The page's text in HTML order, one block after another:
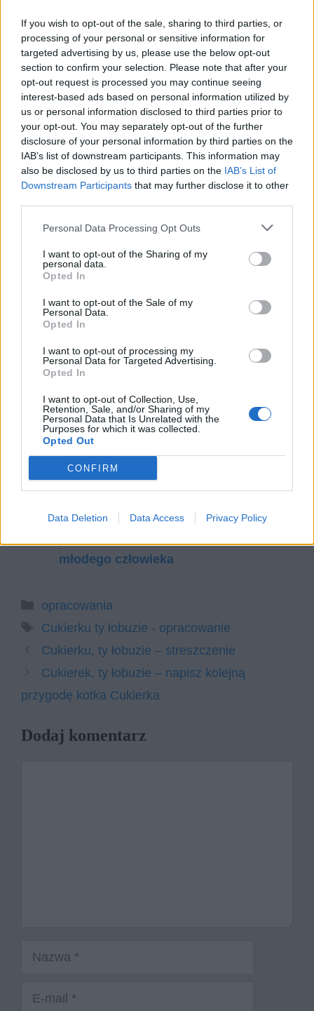
If you wish to opt-out of the sale, sharing to third parties, or
processing of your personal or sensitive information for
targeted advertising by us, please use the below opt-out
section to confirm your selection. Please note that after your
opt-out request is processed you may continue seeing
interest-based ads based on personal information utilized by
us or personal information disclosed to third parties prior to
your opt-out. You may separately opt-out of the further
disclosure of your personal information by third parties on the
IAB’s list of downstream participants. This information may
also be disclosed by us to third parties on the IAB’s List of
Downstream Participants that may further disclose it to other
Personal Data Processing Opt Outs
I want to opt-out of the Sharing of my
personal data.
Opted In
I want to opt-out of the Sale of my
Personal Data.
Opted In
I want to opt-out of processing my
Personal Data for Targeted Advertising.
Opted In
I want to opt-out of Collection, Use,
Retention, Sale, and/or Sharing of my
Personal Data that Is Unrelated with the
Purposes for which it was collected.
Opted Out
CONFIRM
Data Deletion Data Access Privacy Policy
Weterynarz
Człowiek stworzony do wykonywania swojego
zawodu. Z wyglądu jest jowialny i dobrotliwy.
Przykłada się bardzo mocno do opieki nad
Cukierkiem, mimo że ten okazuje się być bardzo
Czytaj także:
Cukierku, ty łobuzie – plan wydarzeń
Cukierku, ty łobuzie – streszczenie
Cukierek, ty łobuzie – napisz kolejną
Napisz do dorosłych list, w którym
młodego człowieka
Kategorie
opracowania
Tagi
Cukierku ty łobuzie - opracowanie
Cukierku, ty łobuzie – streszczenie
Cukierek, ty łobuzie – napisz kolejną
przygodę kotka Cukierka
Dodaj komentarz